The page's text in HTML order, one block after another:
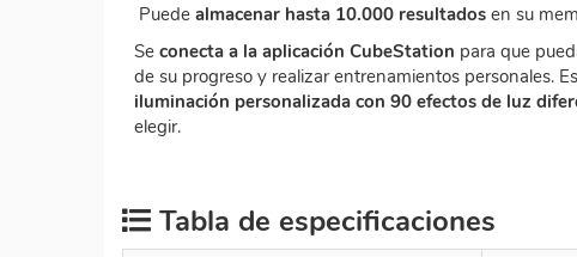
Puede almacenar hasta 10.000 resultados en su
Se conecta a la aplicación CubeStation para que
de su progreso y realizar entrenamientos personales.
iluminación personalizada con 90 efectos de luz
elegir.
Tabla de especificaciones